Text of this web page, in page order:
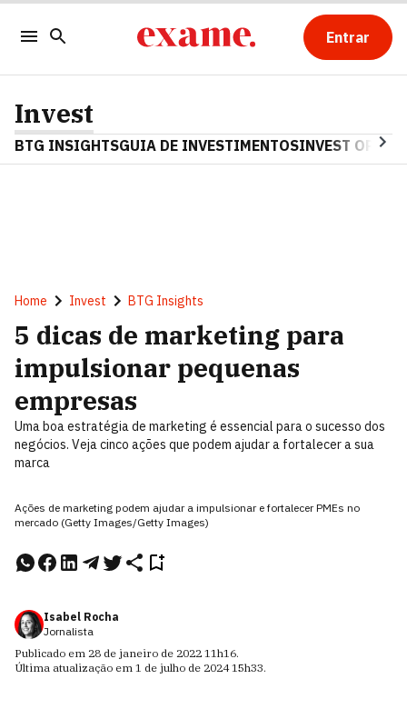
Entrar
Invest
BTG INSIGHTSGUIA DE INVESTIMENTOSINVEST OPINA
Home Invest BTG Insights
5 dicas de marketing para
impulsionar pequenas
empresas
Uma boa estratégia de marketing é essencial para o sucesso dos
negócios. Veja cinco ações que podem ajudar a fortalecer a sua
marca
Ações de marketing podem ajudar a impulsionar e fortalecer PMEs no
mercado (Getty Images/Getty Images)
Isabel Rocha
Jornalista
Publicado em 28 de janeiro de 2022 11h16.
Última atualização em 1 de julho de 2024 15h33.